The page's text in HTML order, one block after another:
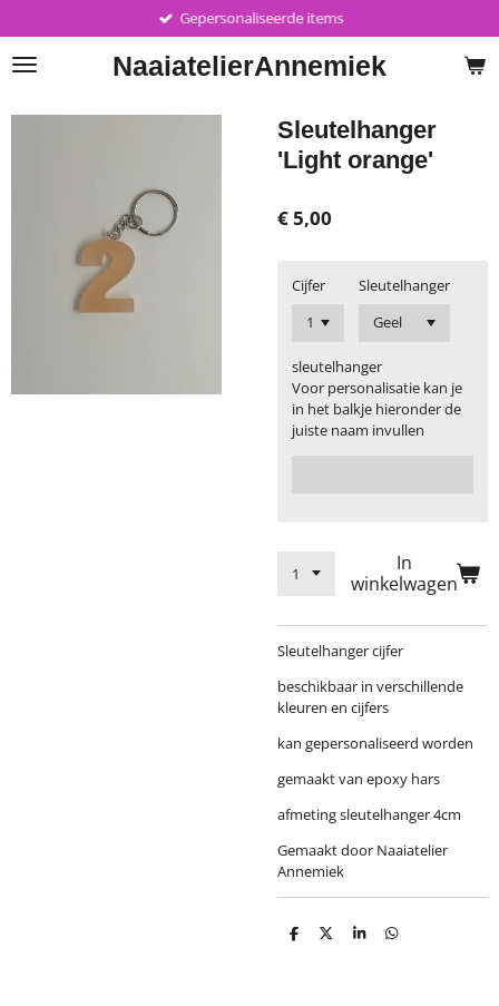
direct
naar
NaaiatelierAnnemiek
Gepersonaliseerde items
Sleutelhanger
'Light orange'
€ 5,00
Cijfer Sleutelhanger
sleutelhanger
Voor personalisatie kan je
in het balkje hieronder de
juiste naam invullen
In
winkelwagen
Sleutelhanger cijfer
beschikbaar in verschillende
kleuren en cijfers
kan gepersonaliseerd worden
gemaakt van epoxy hars
afmeting sleutelhanger 4cm
Gemaakt door Naaiatelier
Annemiek
D
D
S
D